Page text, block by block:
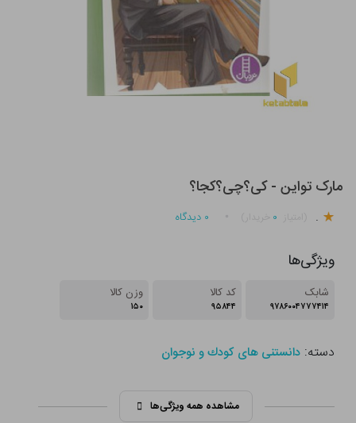
مارک تواین - کی؟چی؟کجا؟
. ۰ ۰ دیدگاه
ویژگی‌ها
شابک
۹۷۸۶۰۰۴۷۷۷۴۱۴
کد کالا
۹۵۸۴۴
وزن کالا
۱۵۰
دسته:دانستنی های كودك و نوجوان
مشاهده همه ویژگی‌ها